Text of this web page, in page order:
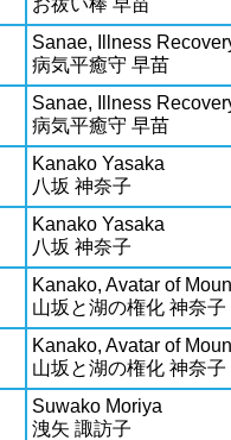
お祓い棒 早苗
Sanae, Illness
病気平癒守 早苗
Sanae, Illness
病気平癒守 早苗
Kanako Yasaka
八坂 神奈子
Kanako Yasaka
八坂 神奈子
Kanako, Avatar of
山坂と湖の権化 神奈子
Kanako, Avatar of
山坂と湖の権化 神奈子
Suwako Moriya
洩矢 諏訪子